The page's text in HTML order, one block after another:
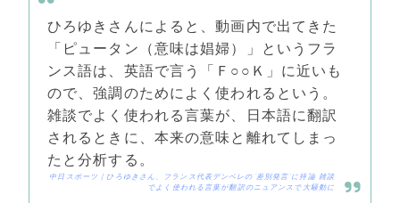
ひろゆきさんによると、動画内で出てきた
「ピュータン（意味は娼婦）」というフラ
ンス語は、英語で言う「Ｆ○○Ｋ」に近いも
ので、強調のためによく使われるという。
雑談でよく使われる言葉が、日本語に翻訳
されるときに、本来の意味と離れてしまっ
たと分析する。
中日スポーツ | ひろゆきさん、フランス代表デンベレの“差別発言”に持論 雑談
でよく使われる言葉が翻訳のニュアンスで大騒動に